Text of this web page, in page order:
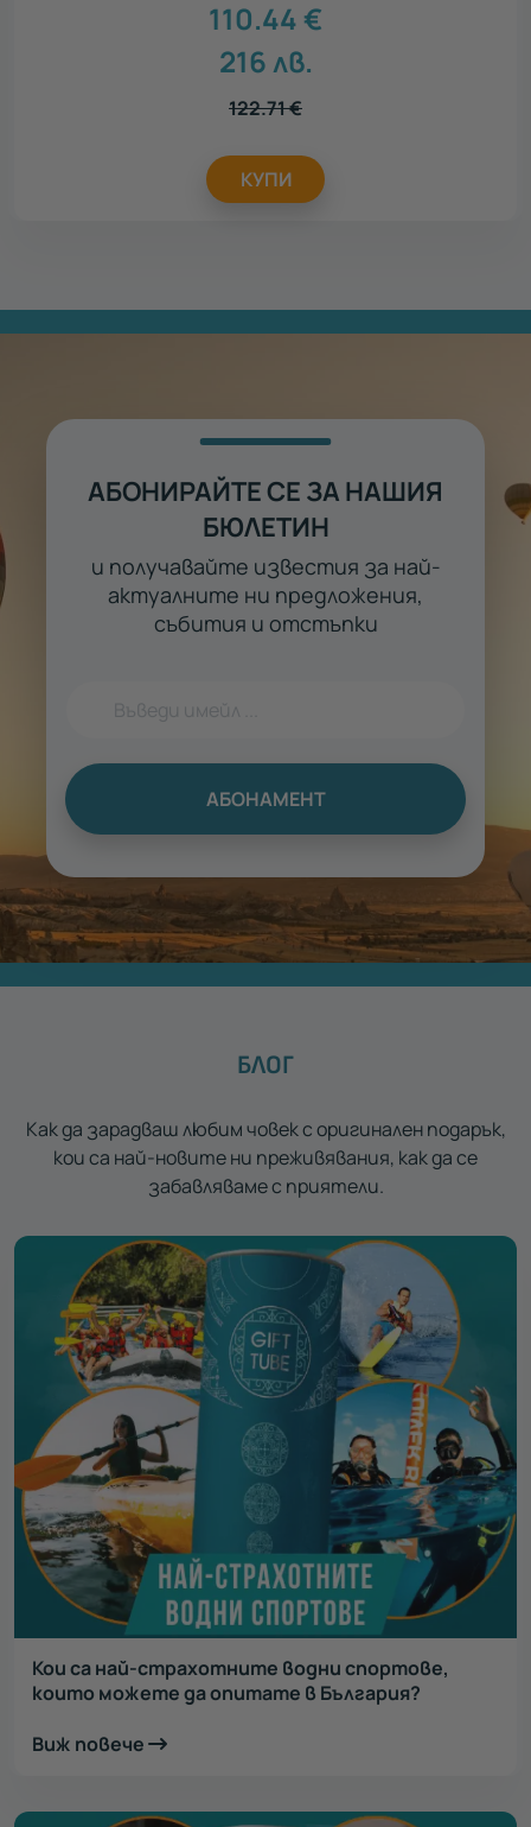
110.44€
216лв.
122.71€
КУПИ
АБОНИРАЙТЕ СЕ ЗА НАШИЯ
БЮЛЕТИН
и получавайте известия за най-
актуалните ни предложения,
събития и отстъпки
АБОНАМЕНТ
БЛОГ
Как да зарадваш любим човек с оригинален подарък,
кои са най-новите ни преживявания, как да се
забавляваме с приятели.
Кои са най-страхотните водни спортове,
които можете да опитате в България?
Виж повече